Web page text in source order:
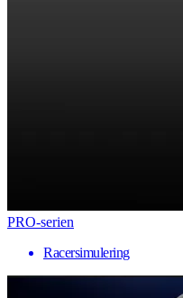
PRO-serien
Racersimulering